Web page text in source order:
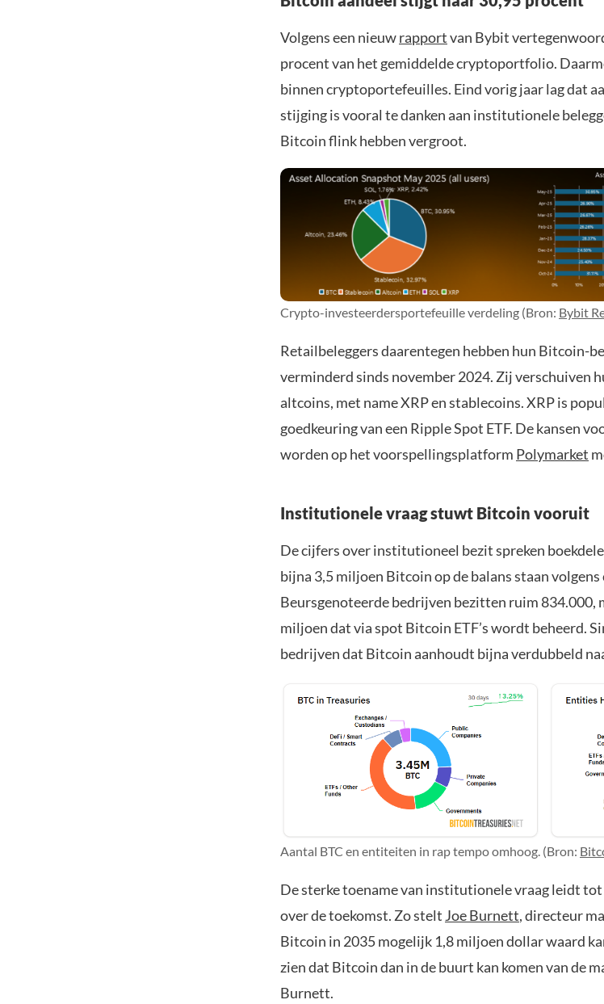
Volgens een nieuwrapportvan Bybit
procent van het gemiddelde cryptoportfolio.
binnen cryptoportefeuilles. Eind vorig jaar lag dat
stijging is vooral te danken aan institutionele
Bitcoin flink hebben vergroot.
Crypto-investeerdersportefeuille verdeling (Bron: Bybit
Retailbeleggers daarentegen hebben hun Bitcoin-
verminderd sinds november 2024. Zij verschuiven
altcoins, met name XRP en stablecoins. XRP is
goedkeuring van een Ripple Spot ETF. De kansen
worden op het voorspellingsplatform Polymarket
Institutionele vraag stuwt Bitcoin vooruit
De cijfers over institutioneel bezit spreken
bijna 3,5 miljoen Bitcoin op de balans staan
Beursgenoteerde bedrijven bezitten ruim 834.000,
miljoen dat via spot Bitcoin ETF’s wordt beheerd.
bedrijven dat Bitcoin aanhoudt bijna verdubbeld
Aantal BTC en entiteiten in rap tempo omhoog. (Bron:
De sterke toename van institutionele vraag leidt
over de toekomst. Zo steltJoe Burnett, directeur
Bitcoin in 2035 mogelijk 1,8 miljoen dollar waard
zien dat Bitcoin dan in de buurt kan komen van de
Burnett.